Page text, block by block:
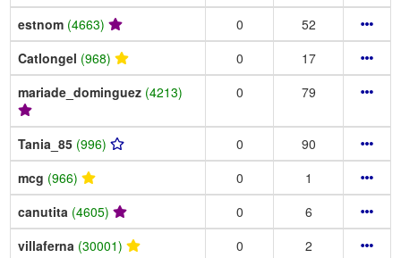
estnom (4663) 0
52
Catlongel (968) 0
17
mariade_dominguez (4213) 0 79
Tania_85 (996) 0
90
mcg (966) 0
1
canutita (4605) 0
6
villaferna (30001) 0
2